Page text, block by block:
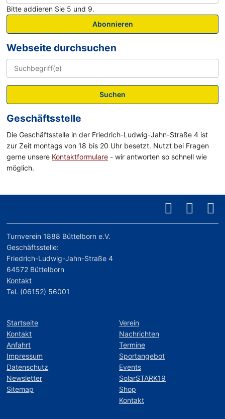
Bitte addieren Sie 5 und 9.
Abonnieren
Webseite durchsuchen
Suchen
Geschäftsstelle
Die Geschäftsstelle in der Friedrich-Ludwig-Jahn-Straße 4 ist
zur Zeit montags von 18 bis 20 Uhr besetzt. Nutzt bei Fragen
gerne unsere Kontaktformulare - wir antworten so schnell wie
möglich.
Turnverein 1888 Büttelborn e.V.
Geschäftsstelle:
Friedrich-Ludwig-Jahn-Straße 4
64572 Büttelborn
Kontakt
Tel. (06152) 56001
Startseite
Kontakt
Anfahrt
Impressum
Datenschutz
Newsletter
Sitemap
Verein
Nachrichten
Termine
Sportangebot
Events
SolarSTARK19
Shop
Kontakt